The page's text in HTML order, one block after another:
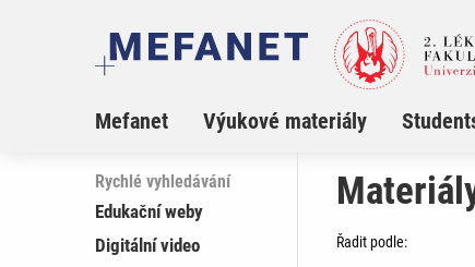
Mefanet Výukové materiály
Rychlé vyhledávání
Edukační weby
Digitální video
Řadit podle: